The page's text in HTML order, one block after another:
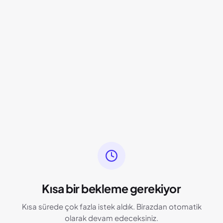
Kısa bir bekleme gerekiyor
Kısa sürede çok fazla istek aldık. Birazdan otomatik
olarak devam edeceksiniz.